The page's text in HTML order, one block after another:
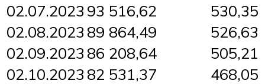
02.07.2023 93 516,62
530,35
02.08.2023 89 864,49
526,63
02.09.2023 86 208,64
505,21
02.10.2023 82 531,37
468,05